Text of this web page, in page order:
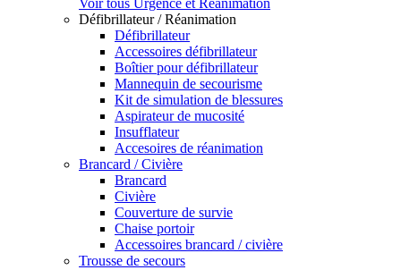
Voir tous Urgence et Réanimation
Défibrillateur / Réanimation
Défibrillateur
Accessoires défibrillateur
Boîtier pour défibrillateur
Mannequin de secourisme
Kit de simulation de blessures
Aspirateur de mucosité
Insufflateur
Accesoires de réanimation
Brancard / Civière
Brancard
Civière
Couverture de survie
Chaise portoir
Accessoires brancard / civière
Trousse de secours